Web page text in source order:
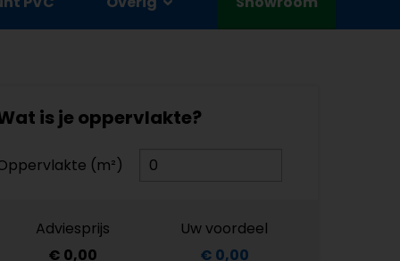
is je oppervlakte?
(m²)
Adviesprijs
€ 0,00
Uw voordeel
€ 0,00